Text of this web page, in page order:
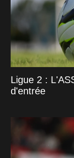
Ligue 2 :
d'entrée